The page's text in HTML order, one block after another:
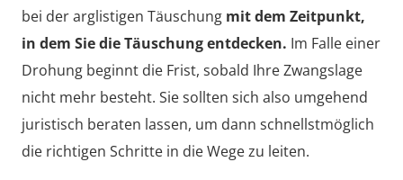
bei der arglistigen Täuschung mit dem Zeitpunkt,
in dem Sie die Täuschung entdecken. Im Falle einer
Drohung beginnt die Frist, sobald Ihre Zwangslage
nicht mehr besteht. Sie sollten sich also umgehend
juristisch beraten lassen, um dann schnellstmöglich
die richtigen Schritte in die Wege zu leiten.